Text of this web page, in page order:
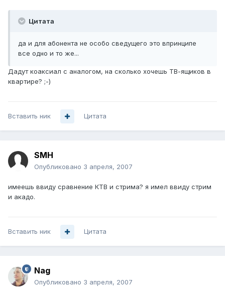
Цитата
да и для абонента не особо сведущего это впринципе
все одно и то же...
Дадут коаксиал с аналогом, на сколько хочешь ТВ-ящиков в
квартире? ;-)
Вставить ник Цитата
SMH
Опубликовано 3 апреля, 2007
имеешь ввиду сравнение КТВ и стрима? я имел ввиду стрим
и акадо.
Вставить ник Цитата
Nag
Опубликовано 3 апреля, 2007